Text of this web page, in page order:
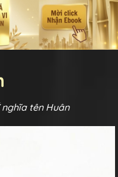
nghĩa tên Huân